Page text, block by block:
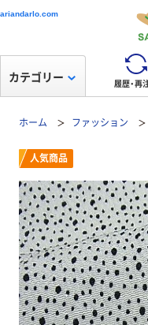
ariandarlo.com
履歴・再
カテゴリー
ホーム ファッション
人気商品